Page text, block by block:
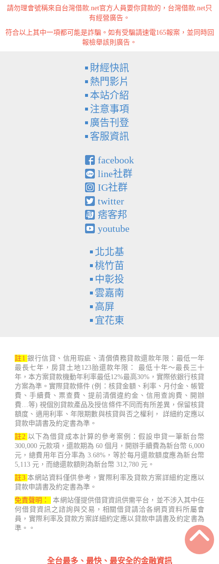
請勿理會號稱來自台灣借款.net官方人員要你貸款的，台灣借款.net只
有經營廣告。
符合以上其中一項都可能是詐騙。如有受騙請速電165報案，並同時回
報檢舉該則廣告。
財經快訊
熱門影片
本站介紹
注意事項
廣告刊登
客服資訊
facebook
line社群
IG社群
twitter
痞客邦
youtube
北北基
桃竹苗
中彰投
雲嘉南
高屏
宜花東
註1 銀行信貸、信用瑕疵、清償債務貸款還款年限：最低一年
最長七年，房貸土地123胎還款年限： 最低十年～最長三十
年，本方案貸款機動年利率最低12%最高30%，實際依銀行核貸
方案為準。實際貸款條件 (例：核貸金額、利率、月付金、帳管
費、手續費、票查費、提前清償違約金、信用查詢費、開辦
費…等) 視個別貸款產品及授信條件不同而有所差異，保留核貸
額度、適用利率、年限期數與核貸與否之權利， 詳細約定應以
貸款申請書及約定書為準。
註2 以下為借貸成本計算的參考案例：假設申貸一筆新台幣
300,000 元款項，還款期為 60 個月，開辦手續費為新台幣 6,000
元，總費用年百分率為 3.68%，等於每月還款額度應為新台幣
5,113 元，而總還款額則為新台幣 312,780 元。
註3 本網站資料僅供參考，實際利率及貸款方案詳細約定應以
貸款申請書及約定書為準。
免責聲明：
本網站僅提供借貸資訊供需平台，並不涉入其中任
何借貸資訊之諮詢與交易，相關借貸請洽各網頁資料所屬會
員，實際利率及貸款方案詳細約定應以貸款申請書及約定書為
準。。
全台最多、最快、最安全的金融資訊